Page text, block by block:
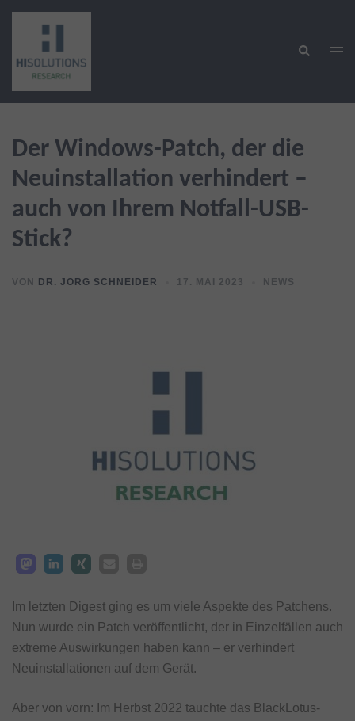
Zum
springen
Suche
Der Windows-Patch, der die
Neuinstallation verhindert –
auch von Ihrem Notfall-USB-
Stick?
VON DR. JÖRG SCHNEIDER 17. MAI 2023 NEWS
Im letzten Digest ging es um viele Aspekte des Patchens.
Nun wurde ein Patch veröffentlicht, der in Einzelfällen auch
extreme Auswirkungen haben kann – er verhindert
Neuinstallationen auf dem Gerät.
Aber von vorn: Im Herbst 2022 tauchte das BlackLotus-